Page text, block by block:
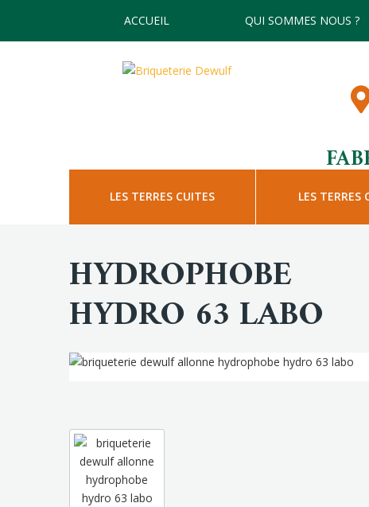
ACCUEIL QUI SOMMES NOUS ?
LES TERRES CUITES LES TERRES
HYDROPHOBE
HYDRO 63 LABO